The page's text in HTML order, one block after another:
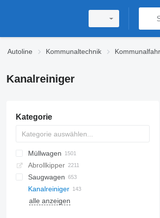
Autoline Kommunaltechnik
Kanalreiniger
Kategorie
Müllwagen
Abrollkipper
Saugwagen
Kanalreiniger
alle anzeigen